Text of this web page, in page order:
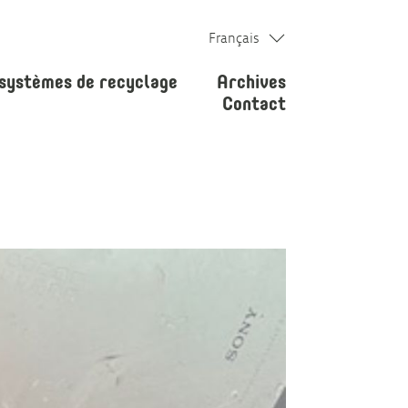
Français
de recyclage
Archives
Contact